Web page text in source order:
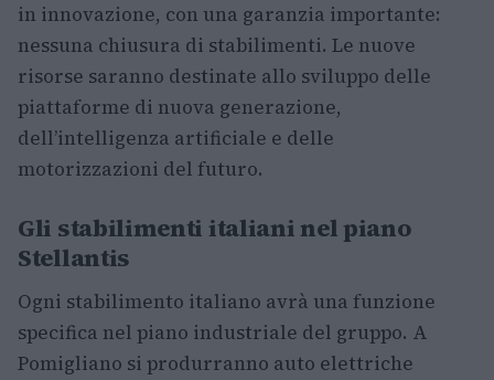
in innovazione, con una garanzia importante:
nessuna chiusura di stabilimenti. Le nuove
risorse saranno destinate allo sviluppo delle
piattaforme di nuova generazione,
dell’intelligenza artificiale e delle
motorizzazioni del futuro.
Gli stabilimenti italiani nel piano
Stellantis
Ogni stabilimento italiano avrà una funzione
specifica nel piano industriale del gruppo. A
Pomigliano si produrranno auto elettriche